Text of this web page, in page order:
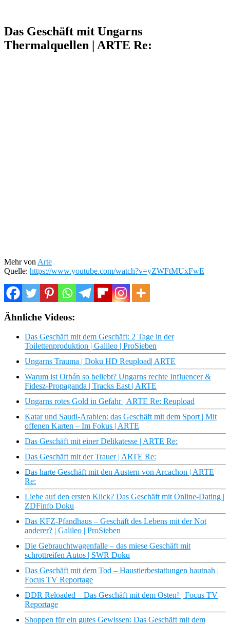
Das Geschäft mit Ungarns
Thermalquellen | ARTE Re:
Mehr von Arte
Quelle: https://www.youtube.com/watch?v=yZWFtMUxFwE
Ähnliche Videos:
Das Geschäft mit dem Geschäft: 2 Tage in der
Toilettenproduktion | Galileo | ProSieben
Ungarns Trauma | Doku HD Reupload| ARTE
Warum ist Orbán so beliebt? Ungarns rechte Influencer &
Fidesz-Propaganda | Tracks East | ARTE
Ungarns rotes Gold in Gefahr | ARTE Re: Reupload
Katar und Saudi-Arabien: das Geschäft mit dem Sport | Mit
offenen Karten – Im Fokus | ARTE
Das Geschäft mit einer Delikatesse | ARTE Re:
Das Geschäft mit der Trauer | ARTE Re:
Das harte Geschäft mit den Austern von Arcachon | ARTE
Re:
Liebe auf den ersten Klick? Das Geschäft mit Online-Dating |
ZDFinfo Doku
Das KFZ-Pfandhaus – Geschäft des Lebens mit der Not
anderer? | Galileo | ProSieben
Die Gebrauchtwagenfalle – das miese Geschäft mit
schrottreifen Autos | SWR Doku
Das Geschäft mit dem Tod – Haustierbestattungen hautnah |
Focus TV Reportage
DDR Reloaded – Das Geschäft mit dem Osten! | Focus TV
Reportage
Shoppen für ein gutes Gewissen: Das Geschäft mit dem